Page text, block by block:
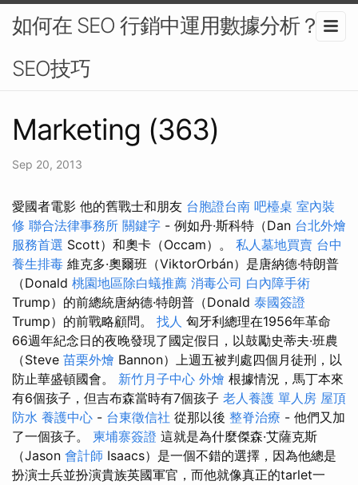
如何在 SEO 行銷中運用數據分析？-
SEO技巧
Marketing (363)
Sep 20, 2013
愛國者電影 他的舊戰士和朋友 台胞證台南 吧檯桌 室內裝
修 聯合法律事務所 關鍵字 - 例如丹·斯科特（Dan 台北外燴
服務首選 Scott）和奧卡（Occam）。 私人墓地買賣 台中
養生排毒 維克多·奧爾班（ViktorOrbán）是唐納德·特朗普
（Donald 桃園地區除白蟻推薦 消毒公司 白內障手術
Trump）的前總統唐納德·特朗普（Donald 泰國簽證
Trump）的前戰略顧問。 找人 匈牙利總理在1956年革命
66週年紀念日的夜晚發現了國定假日，以鼓勵史蒂夫·班農
（Steve 苗栗外燴 Bannon）上週五被判處四個月徒刑，以
防止華盛頓國會。 新竹月子中心 外燴 根據情況，馬丁本來
有6個孩子，但吉布森當時有7個孩子 老人養護 單人房 屋頂
防水 養護中心 - 台東徵信社 從那以後 整脊治療 - 他們又加
了一個孩子。 柬埔寨簽證 這就是為什麼傑森·艾薩克斯
（Jason 會計師 Isaacs）是一個不錯的選擇，因為他總是
扮演士兵並扮演貴族英國軍官，而他就像真正的tarlet一